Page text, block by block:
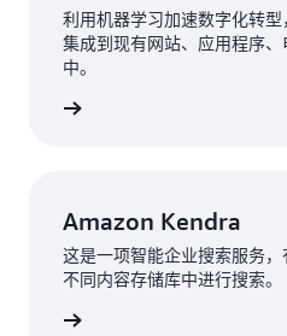
利用机器学习加速数字化转
集成到现有网站、应用程序
中。
Amazon Kendra
这是一项智能企业搜索服务
不同内容存储库中进行搜索。